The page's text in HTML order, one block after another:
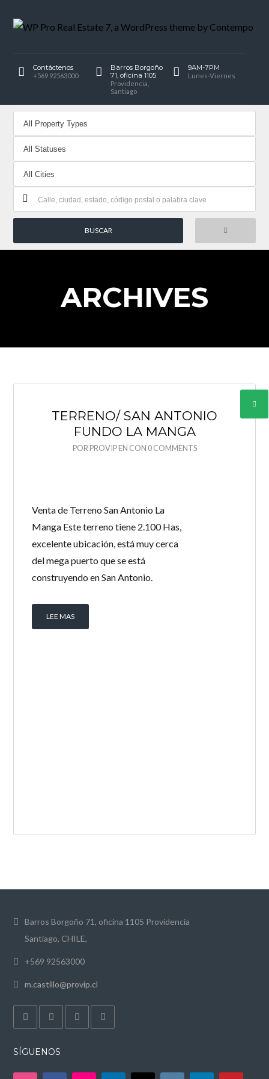
Log in
Don't have an account?
Create your
it takes less than a minute.
Nombre de usuario
INICIAR SESIÓN
Contáctenos
+569 92563000
Barros Borgoño
71, oficina 1105
Providencia,
Santiago
9AM-7PM
Lunes-Viernes
ARCHIVES
TERRENO/ SAN ANTONIO
FUNDO LA MANGA
POR PROVIPEN CON 0 COMMENTS
Venta de Terreno San Antonio La
Manga Este terreno tiene 2.100 Has,
excelente ubicación, está muy cerca
del mega puerto que se está
construyendo en San Antonio.
LEE MAS
Barros Borgoño 71, oficina 1105 Providencia
Santiago, CHILE,
+569 92563000
m.castillo@provip.cl
SÍGUENOS